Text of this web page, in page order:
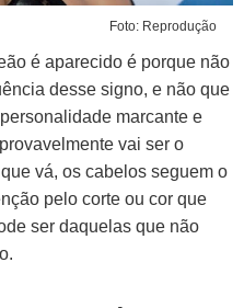
Foto: Reprodução
é aparecido é porque não
desse signo, e não que
marcante e
vai ser o
vá, os cabelos seguem o
pelo corte ou cor que
ser daquelas que não